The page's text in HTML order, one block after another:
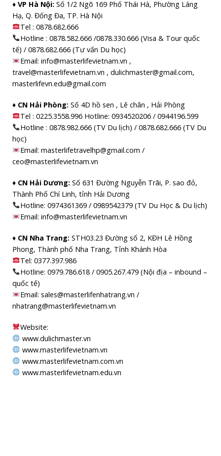
♦ VP Hà Nội: Số 1/2 Ngõ 169 Phố Thái Hà, Phường Láng
Hạ, Q. Đống Đa, TP. Hà Nội
Tel :0878.682.666
Hotline : 0878.582.666 /0878.330.666 (Visa & Tour quốc
tế) / 0878.682.666 (Tư vấn Du học)
Email: info@masterlifevietnam.vn ,
travel@masterlifevietnam.vn , dulichmaster@gmail.com,
masterlifevn.edu@gmail.com
♦ CN Hải Phòng: Số 4D hồ sen , Lê chân , Hải Phòng
Tel : 0225.3558.996 Hotline: 0934520206 / 0944196.599
Hotline : 0878.982.666 (TV Du lịch) / 0878.682.666 (TV Du
học)
Email: masterlifetravelhp@gmail.com /
ceo@masterlifevietnam.vn
♦ CN Hải Dương: Số 631 Đường Nguyễn Trãi, P. sao đỏ,
Thành Phố Chí Linh, tỉnh Hải Dương
Hotline: 0974361369 / 0989542379 (TV Du Học & Du lịch)
Email: info@masterlifevietnam.vn
♦ CN Nha Trang: STH03.23 Đường số 2, KĐH Lê Hồng
Phong, Thành phố Nha Trang, Tỉnh Khánh Hòa
Tel: 0377.397.986
Hotline: 0979.786.618 / 0905.267.479 (Nội địa – inbound –
quốc tế)
Email: sales@masterlifenhatrang.vn /
nhatrang@masterlifevietnam.vn
Website:
www.dulichmaster.vn
www.masterlifevietnam.vn
www.masterlifevietnam.com.vn
www.masterlifevietnam.edu.vn